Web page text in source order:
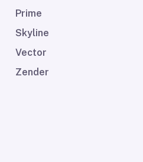
Prime
Skyline
Vector
Zender